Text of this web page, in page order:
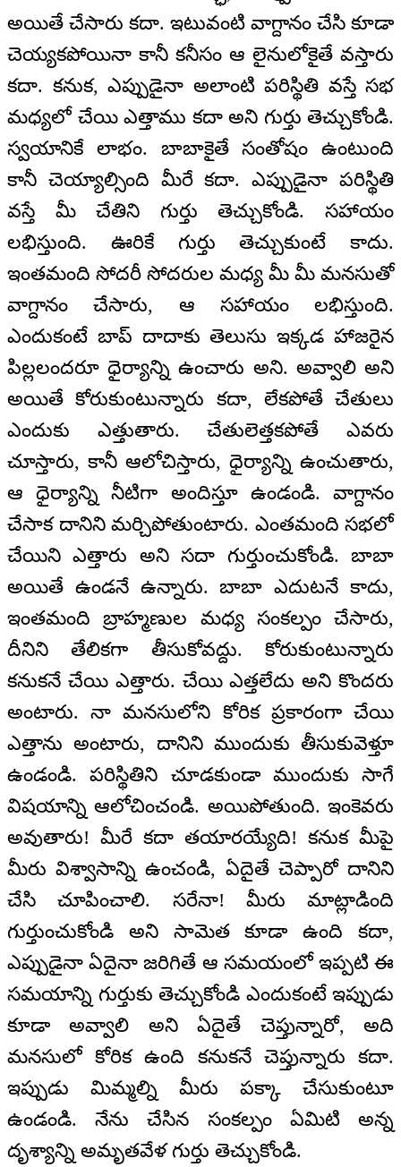
అయితే చేసారు కదా. ఇటువంటి వాగ్దానం చేసి కూడా
చెయ్యకపోయినా కానీ కనీసం ఆ లైనులోకైతే వస్తారు
కదా. కనుక, ఎప్పుడైనా అలాంటి పరిస్థితి వస్తే సభ
మధ్యలో చేయి ఎత్తాము కదా అని గుర్తు తెచ్చుకోండి.
స్వయానికే లాభం. బాబాకైతే సంతోషం ఉంటుంది
కానీ చెయ్యాల్సింది మీరే కదా. ఎప్పుడైనా పరిస్థితి
వస్తే మీ చేతిని గుర్తు తెచ్చుకోండి. సహాయం
లభిస్తుంది. ఊరికే గుర్తు తెచ్చుకుంటే కాదు.
ఇంతమంది సోదరీ సోదరుల మధ్య మీ మీ మనసుతో
వాగ్దానం చేసారు, ఆ సహాయం లభిస్తుంది.
ఎందుకంటే బాప్ దాదాకు తెలుసు ఇక్కడ హాజరైన
పిల్లలందరూ ధైర్యాన్ని ఉంచారు అని. అవ్వాలి అని
అయితే కోరుకుంటున్నారు కదా, లేకపోతే చేతులు
ఎందుకు ఎత్తుతారు. చేతులెత్తకపోతే ఎవరు
చూస్తారు, కానీ ఆలోచిస్తారు, ధైర్యాన్ని ఉంచుతారు,
ఆ ధైర్యాన్ని నీటిగా అందిస్తూ ఉండండి. వాగ్దానం
చేసాక దానిని మర్చిపోతుంటారు. ఎంతమంది సభలో
చేయిని ఎత్తారు అని సదా గుర్తుంచుకోండి. బాబా
అయితే ఉండనే ఉన్నారు. బాబా ఎదుటనే కాదు,
ఇంతమంది బ్రాహ్మణుల మధ్య సంకల్పం చేసారు,
దీనిని తేలికగా తీసుకోవద్దు. కోరుకుంటున్నారు
కనుకనే చేయి ఎత్తారు. చేయి ఎత్తలేదు అని కొందరు
అంటారు. నా మనసులోని కోరిక ప్రకారంగా చేయి
ఎత్తాను అంటారు, దానిని ముందుకు తీసుకువెళ్తూ
ఉండండి. పరిస్థితిని చూడకుండా ముందుకు సాగే
విషయాన్ని ఆలోచించండి. అయిపోతుంది. ఇంకెవరు
అవుతారు! మీరే కదా తయారయ్యేది! కనుక మీపై
మీరు విశ్వాసాన్ని ఉంచండి, ఏదైతే చెప్పారో దానిని
చేసి చూపించాలి. సరేనా! మీరు మాట్లాడింది
గుర్తుంచుకోండి అని సామెత కూడా ఉంది కదా,
ఎప్పుడైనా ఏదైనా జరిగితే ఆ సమయంలో ఇప్పటి ఈ
సమయాన్ని గుర్తుకు తెచ్చుకోండి ఎందుకంటే ఇప్పుడు
కూడా అవ్వాలి అని ఏదైతే చెప్తున్నారో, అది
మనసులో కోరిక ఉంది కనుకనే చెప్తున్నారు కదా.
ఇప్పుడు మిమ్మల్ని మీరు పక్కా చేసుకుంటూ
ఉండండి. నేను చేసిన సంకల్పం ఏమిటి అన్న
దృశ్యాన్ని అమృతవేళ గుర్తు తెచ్చుకోండి.